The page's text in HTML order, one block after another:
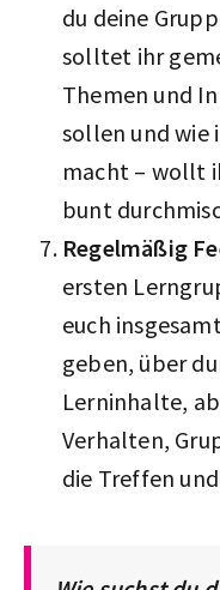
du deine
solltet ihr
Themen und
sollen und wie
macht – wollt
bunt
Regelmäßig
ersten
euch
geben, über
Lerninhalte,
Verhalten,
die Treffen